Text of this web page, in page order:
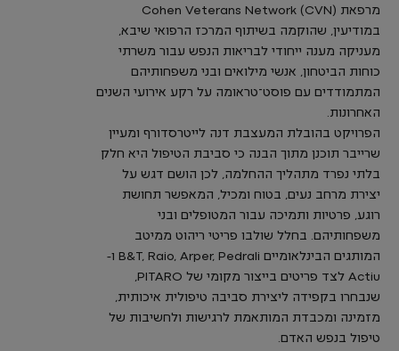
מרפאת Cohen Veterans Network (CVN)
במודיעין, שהוקמה בשיתוף המרכז הרפואי שיבא,
מעניקה מענה ייחודי לבריאות הנפש עבור משרתי
כוחות הביטחון, אנשי מילואים ובני משפחותיהם
המתמודדים עם פוסט־טראומה על רקע אירועי השנים
האחרונות.
הפרויקט בהובלת המעצבת דנה לייטרסדורף ומעיין
שרייבר תוכנן מתוך הבנה כי סביבת הטיפול היא חלק
בלתי נפרד מתהליך ההחלמה, לכן הושם דגש על
יצירת מרחב נעים, בטוח ומכיל, המאפשר תחושת
רוגע, פרטיות ותמיכה עבור המטופלים ובני
משפחותיהם. בחלל שולבו פריטי ריהוט ממיטב
המותגים הבינלאומיים B&T, Raio, Arper, Pedrali ו-
Actiu לצד פריטים בייצור מקומי של PITARO,
שנבחרו בקפידה ליצירת סביבה טיפולית איכותית,
מזמינה ומכבדת המותאמת לרגישות ולחשיבות של
טיפול בנפש האדם.